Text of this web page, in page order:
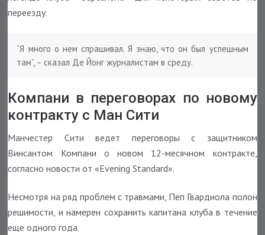
переезду.
“Я много о нем спрашивал. Я знаю, что он был успешным
там”, – сказал Де Йонг журналистам в среду.
Компани в переговорах по новому
контракту с Ман Сити
Манчестер Сити ведет переговоры с защитником
Винсантом Компани о новом 12-месячном контракте,
согласно новости от «Evening Standard».
Несмотря на ряд проблем с травмами, Пеп Гвардиола полон
решимости, и намерен сохранить капитана клуба в течение
еще одного года.